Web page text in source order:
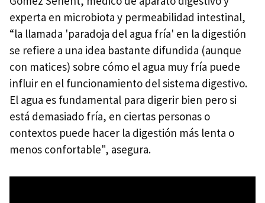
experta en microbiota y permeabilidad intestinal,
“la llamada 'paradoja del agua fría' en la digestión
se refiere a una idea bastante difundida (aunque
con matices) sobre cómo el agua muy fría puede
influir en el funcionamiento del sistema digestivo.
El agua es fundamental para digerir bien pero si
está demasiado fría, en ciertas personas o
contextos puede hacer la digestión más lenta o
menos confortable", asegura.